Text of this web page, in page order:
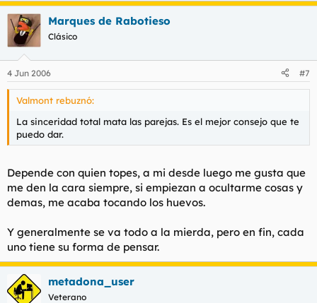
Marques de Rabotieso
Clásico
4 Jun 2006 #7
Valmont rebuznó:
La sinceridad total mata las parejas. Es el mejor consejo que te
puedo dar.
Depende con quien topes, a mi desde luego me gusta que
me den la cara siempre, si empiezan a ocultarme cosas y
demas, me acaba tocando los huevos.
Y generalmente se va todo a la mierda, pero en fin, cada
uno tiene su forma de pensar.
metadona_user
Veterano